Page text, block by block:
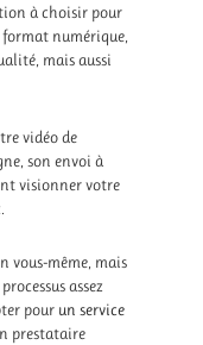
à choisir pour
numérique,
mais aussi
vidéo de
son envoi à
visionner votre
vous-même, mais
assez
pour un service
prestataire